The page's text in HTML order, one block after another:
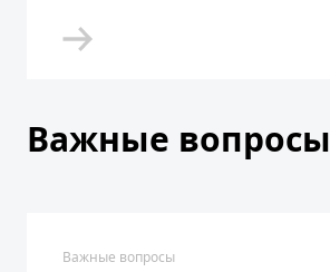
Важные вопросы
Важные вопросы